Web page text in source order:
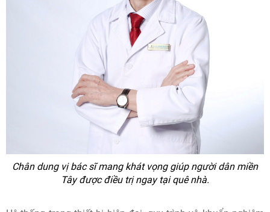
Chân dung vị bác sĩ mang khát vọng giúp người dân miền
Tây được điều trị ngay tại quê nhà.